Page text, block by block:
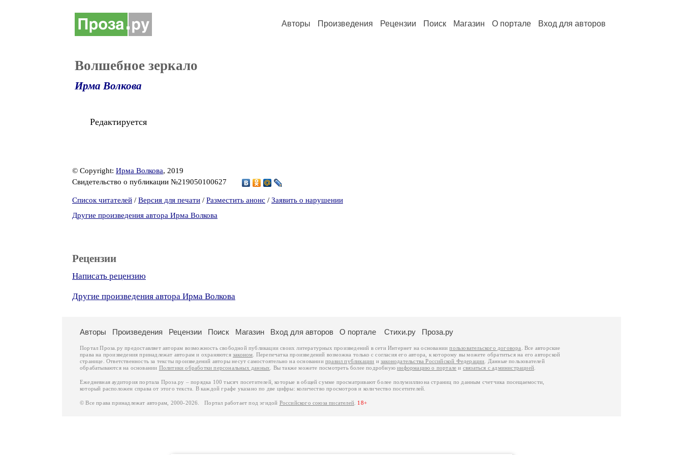
Авторы Произведения Рецензии Поиск Магазин О портале Вход для авторов
Волшебное зеркало
Ирма Волкова
Редактируется
© Copyright: Ирма Волкова, 2019
Свидетельство о публикации №219050100627
Список читателей / Версия для печати / Разместить анонс / Заявить о нарушении
Другие произведения автора Ирма Волкова
Рецензии
Написать рецензию
Другие произведения автора Ирма Волкова
Авторы Произведения Рецензии Поиск Магазин Вход для авторов О портале Стихи.ру Проза.ру
Портал Проза.ру предоставляет авторам возможность свободной публикации своих литературных произведений в сети Интернет на основаниипользовательского договора
. Все авторские
права на произведения принадлежат авторам и охраняются законом . Перепечатка произведений возможна только с согласия его автора, к которому вы можете обратиться на его авторской
странице. Ответственность за тексты произведений авторы несут самостоятельно на основанииправил публикации изаконодательства Российской Федерации . Данные пользователей
обрабатываются на основании Политики обработки персональных данных . Вы также можете посмотреть более подробнуюинформацию о портале и связаться с администрацией
Ежедневная аудитория портала Проза.ру – порядка 100 тысяч посетителей, которые в общей сумме просматривают более полумиллиона страниц по данным счетчика посещаемости,
который расположен справа от этого текста. В каждой графе указано по две цифры: количество просмотров и количество посетителей.
© Все права принадлежат авторам, 2000-2026. Портал работает под эгидой Российского союза писателей 18+